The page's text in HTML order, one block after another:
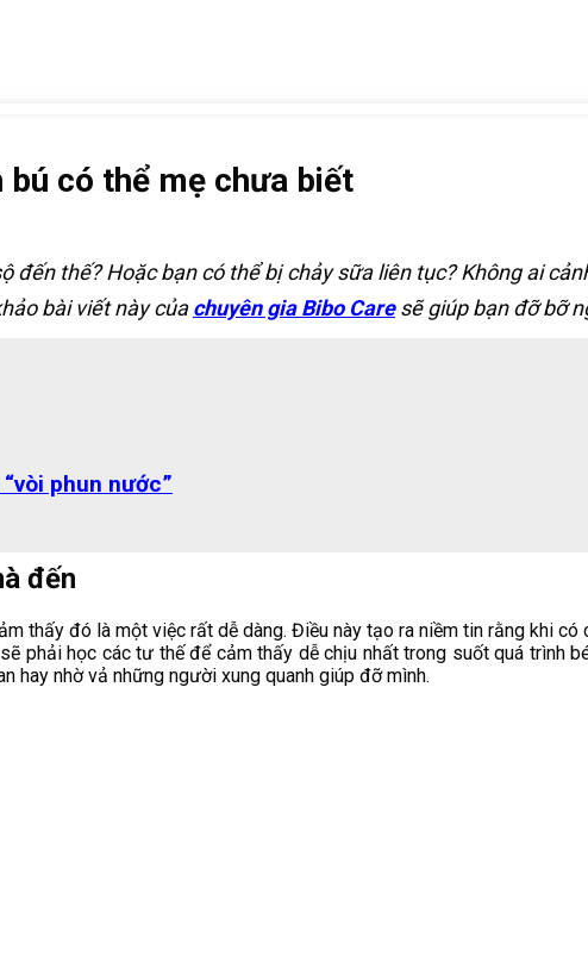
có thể mẹ chưa biết
đến thế? Hoặc bạn có thể bị chảy sữa liên tục? Không ai
bài viết này củachuyên gia Bibo Caresẽ giúp bạn đỡ bỡ
phun nước”
đến
thấy đó là một việc rất dễ dàng. Điều này tạo ra niềm tin rằng khi
phải học các tư thế để cảm thấy dễ chịu nhất trong suốt quá trình
hay nhờ vả những người xung quanh giúp đỡ mình.